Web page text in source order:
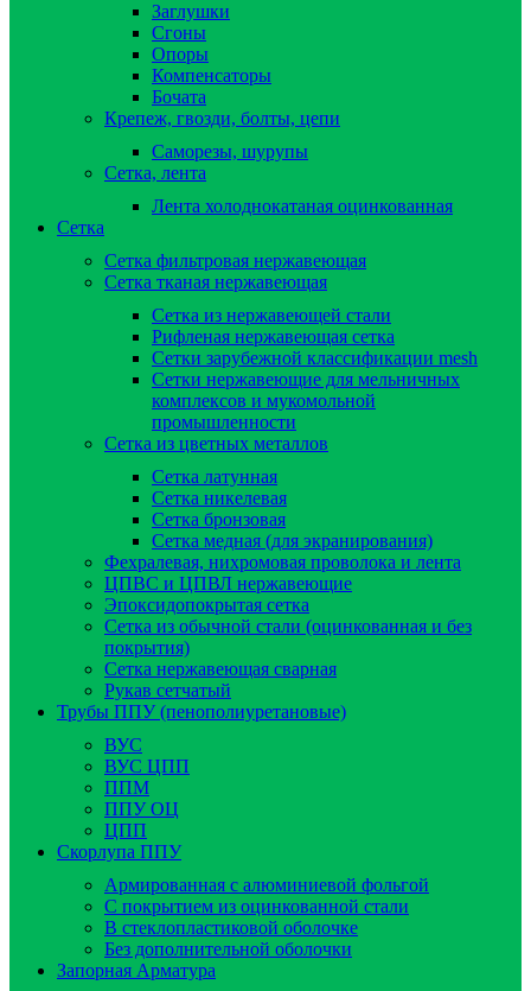
Заглушки
Сгоны
Опоры
Компенсаторы
Бочата
Крепеж, гвозди, болты, цепи
Саморезы, шурупы
Сетка, лента
Лента холоднокатаная оцинкованная
Сетка
Сетка фильтровая нержавеющая
Сетка тканая нержавеющая
Сетка из нержавеющей стали
Рифленая нержавеющая сетка
Сетки зарубежной классификации mesh
Сетки нержавеющие для мельничных
комплексов и мукомольной
промышленности
Сетка из цветных металлов
Сетка латунная
Сетка никелевая
Сетка бронзовая
Сетка медная (для экранирования)
Фехралевая, нихромовая проволока и лента
ЦПВС и ЦПВЛ нержавеющие
Эпоксидопокрытая сетка
Сетка из обычной стали (оцинкованная и без
покрытия)
Сетка нержавеющая сварная
Рукав сетчатый
Трубы ППУ (пенополиуретановые)
ВУС
ВУС ЦПП
ППМ
ППУ ОЦ
ЦПП
Скорлупа ППУ
Армированная с алюминиевой фольгой
C покрытием из оцинкованной стали
В стеклопластиковой оболочке
Без дополнительной оболочки
Запорная Арматура